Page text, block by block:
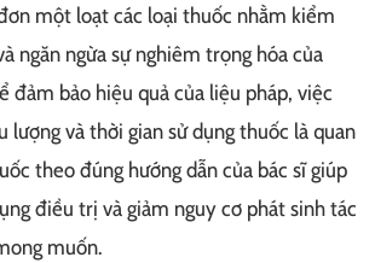
một loạt các loại thuốc nhằm kiểm
ngăn ngừa sự nghiêm trọng hóa của
đảm bảo hiệu quả của liệu pháp, việc
lượng và thời gian sử dụng thuốc là quan
theo đúng hướng dẫn của bác sĩ giúp
điều trị và giảm nguy cơ phát sinh tác
muốn.